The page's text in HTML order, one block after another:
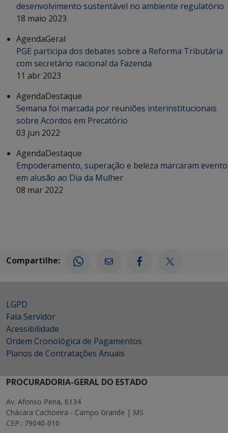
desenvolvimento sustentável no ambiente regulatório
18 maio 2023
AgendaGeral
PGE participa dos debates sobre a Reforma Tributária
com secretário nacional da Fazenda
11 abr 2023
AgendaDestaque
Semana foi marcada por reuniões interinstitucionais
sobre Acordos em Precatório
03 jun 2022
AgendaDestaque
Empoderamento, superação e beleza marcaram evento
em alusão ao Dia da Mulher
08 mar 2022
Compartilhe:
LGPD
Fala Servidor
Acessibilidade
Ordem Cronológica de Pagamentos
Planos de Contratações Anuais
PROCURADORIA-GERAL DO ESTADO
Av. Afonso Pena, 6134
Chácara Cachoeira - Campo Grande | MS
CEP.: 79040-010